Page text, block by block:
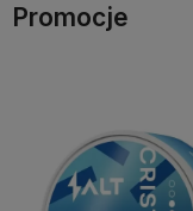
Promocje